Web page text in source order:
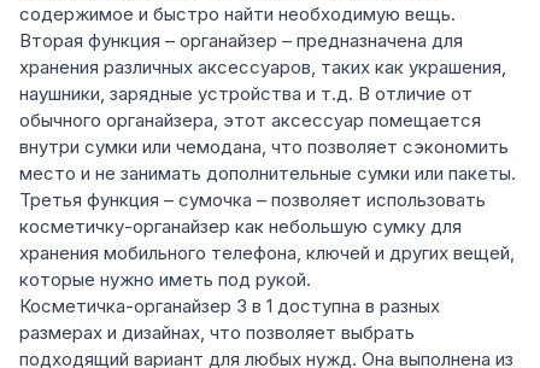
содержимое и быстро найти необходимую вещь.
Вторая функция – органайзер – предназначена для
хранения различных аксессуаров, таких как украшения,
наушники, зарядные устройства и т.д. В отличие от
обычного органайзера, этот аксессуар помещается
внутри сумки или чемодана, что позволяет сэкономить
место и не занимать дополнительные сумки или пакеты.
Третья функция – сумочка – позволяет использовать
косметичку-органайзер как небольшую сумку для
хранения мобильного телефона, ключей и других вещей,
которые нужно иметь под рукой.
Косметичка-органайзер 3 в 1 доступна в разных
размерах и дизайнах, что позволяет выбрать
подходящий вариант для любых нужд. Она выполнена из